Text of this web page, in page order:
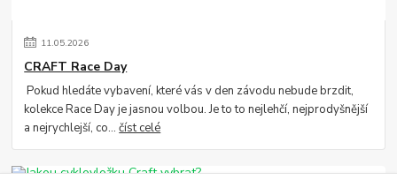
11.05.2026
CRAFT Race Day
Pokud hledáte vybavení, které vás v den závodu nebude brzdit,
kolekce Race Day je jasnou volbou. Je to to nejlehčí, nejprodyšnější
a nejrychlejší, co...číst celé